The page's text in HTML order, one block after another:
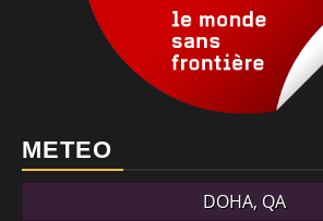
METEO
DOHA, QA